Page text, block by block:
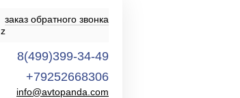
заказ обратного звонка
z
8(499)399-34-49
+79252668306
info@avtopanda.com